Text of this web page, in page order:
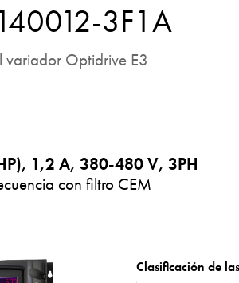
3F1A
variador Optidrive E3
1,2 A, 380-480 V, 3PH
con filtro CEM
Clasificación de